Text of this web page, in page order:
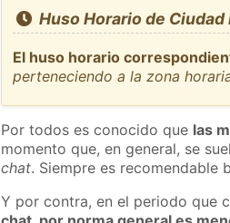
Huso Horario de
El huso horario
perteneciendo a la zona
Por todos es conocido que las
momento que, en general, se
chat. Siempre es recomendable
Y por contra, en el periodo que